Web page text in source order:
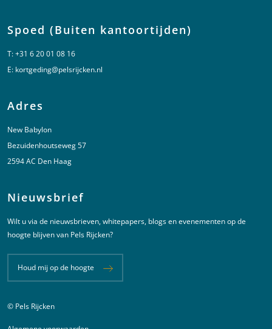
Spoed (Buiten kantoortijden)
T:+31 6 20 01 08 16
E: kortgeding@pelsrijcken.nl
Adres
New Babylon
Bezuidenhoutseweg 57
2594 AC Den Haag
Nieuwsbrief
Wilt u via de nieuwsbrieven, whitepapers, blogs en evenementen op de
hoogte blijven van Pels Rijcken?
Houd mij op de hoogte
© Pels Rijcken